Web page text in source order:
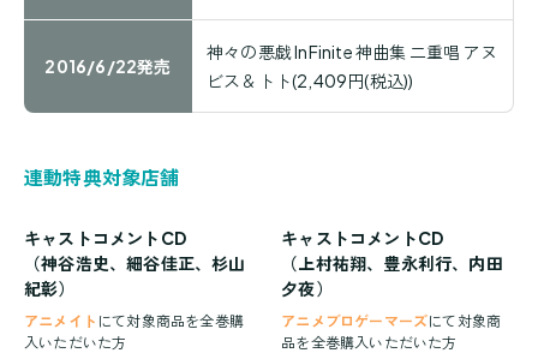
2016/6/22発売
神々の悪戯 InFinite 神曲集 二重唱 アヌ
ビス＆トト(2,409円(税込))
連動特典対象店舗
キャストコメントCD
（神谷浩史、細谷佳正、杉山
紀彰）
アニメイト にて対象商品を全巻購
入いただいた方
キャストコメントCD
（上村祐翔、豊永利行、内田
夕夜）
アニメブロゲーマーズにて対象商
品を全巻購入いただいた方